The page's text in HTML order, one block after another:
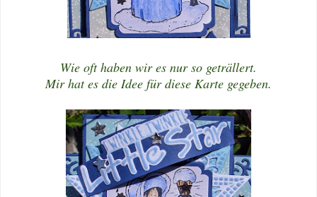
Wie oft haben wir es nur so geträllert.
Mir hat es die Idee für diese Karte gegeben.